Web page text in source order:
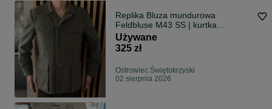
Replika Bluza mundurowa
Feldbluse M43 SS | kurtka
mundurowa | rozmiar L/XL
Używane
325 zł
Ostrowiec Świętokrzyski
02 sierpnia 2026